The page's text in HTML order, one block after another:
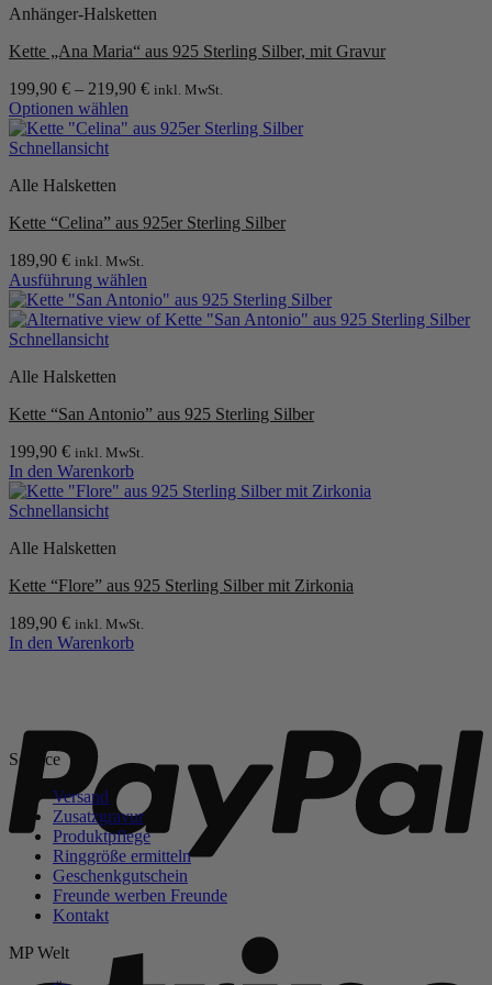
mehrere
auf.
Optionen
können
auf
der
gewählt
werden
Anhänger-Halsketten
Kette „Ana Maria“ aus 925 Sterling Silber, mit Gravur
199,90 € – 219,90 € inkl. MwSt.
Optionen wählen
Dieses
Produkt
mehrere
auf.
Optionen
können
auf
der
Produktseite
werden
Schnellansicht
Alle Halsketten
Kette “Celina” aus 925er Sterling Silber
189,90 € inkl. MwSt.
Ausführung wählen
Dieses
Produkt
weist
Varianten
Die
können
auf
der
Produktseite
werden
Schnellansicht
Alle Halsketten
Kette “San Antonio” aus 925 Sterling Silber
199,90 € inkl. MwSt.
In den Warenkorb
Schnellansicht
Alle Halsketten
Kette “Flore” aus 925 Sterling Silber mit Zirkonia
189,90 € inkl. MwSt.
In den Warenkorb
Service
Versand
Zusatzgravur
Produktpflege
Ringgröße ermitteln
Geschenkgutschein
Freunde werben Freunde
Kontakt
MP Welt